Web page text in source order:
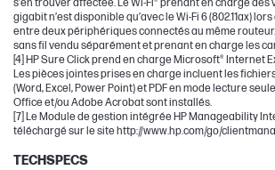
s’en trouver affectée. Le Wi-Fi® prenant en charge des
gigabit n’est disponible qu’avec le Wi-Fi 6 (802.11ax)
entre deux périphériques connectés au même
sans fil vendu séparément et prenant en charge les
[4] HP Sure Click prend en charge Microsoft® Internet
Les pièces jointes prises en charge incluent les
(Word, Excel, Power Point) et PDF en mode lecture
Office et/ou Adobe Acrobat sont installés.
[7] Le Module de gestion intégrée HP Manageability
téléchargé sur le site http://www.hp.com/go/
TECHSPECS